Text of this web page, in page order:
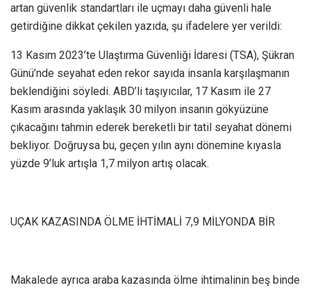
artan güvenlik standartları ile uçmayı daha güvenli hale
getirdiğine dikkat çekilen yazıda, şu ifadelere yer verildi:
13 Kasım 2023’te Ulaştırma Güvenliği İdaresi (TSA), Şükran
Günü’nde seyahat eden rekor sayıda insanla karşılaşmanın
beklendiğini söyledi. ABD’li taşıyıcılar, 17 Kasım ile 27
Kasım arasında yaklaşık 30 milyon insanın gökyüzüne
çıkacağını tahmin ederek bereketli bir tatil seyahat dönemi
bekliyor. Doğruysa bu, geçen yılın aynı dönemine kıyasla
yüzde 9’luk artışla 1,7 milyon artış olacak.
UÇAK KAZASINDA ÖLME İHTİMALİ 7,9 MİLYONDA BİR
Makalede ayrıca araba kazasında ölme ihtimalinin beş binde